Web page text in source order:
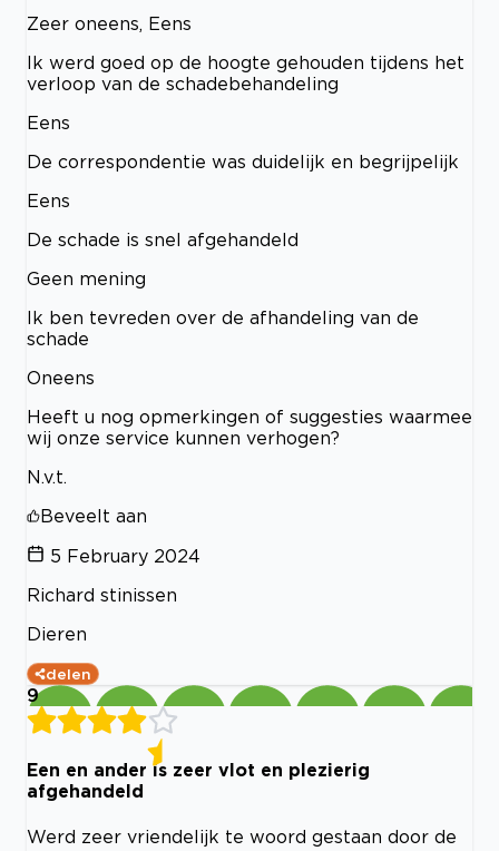
Zeer oneens, Eens
Ik werd goed op de hoogte gehouden tijdens het
verloop van de schadebehandeling
Eens
De correspondentie was duidelijk en begrijpelijk
Eens
De schade is snel afgehandeld
Geen mening
Ik ben tevreden over de afhandeling van de
schade
Oneens
Heeft u nog opmerkingen of suggesties waarmee
wij onze service kunnen verhogen?
N.v.t.
Beveelt aan
5 February 2024
Richard stinissen
Dieren
delen
9
Een en ander is zeer vlot en plezierig
afgehandeld
Werd zeer vriendelijk te woord gestaan door de